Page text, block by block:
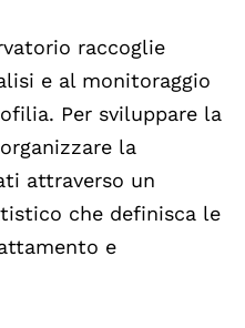
raccoglie
e al monitoraggio
Per sviluppare la
la
attraverso un
che definisca le
e